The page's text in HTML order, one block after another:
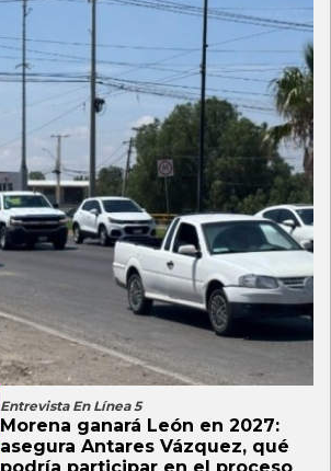
Entrevista En Línea 5
Morena ganará León en 2027:
asegura Antares Vázquez, qué